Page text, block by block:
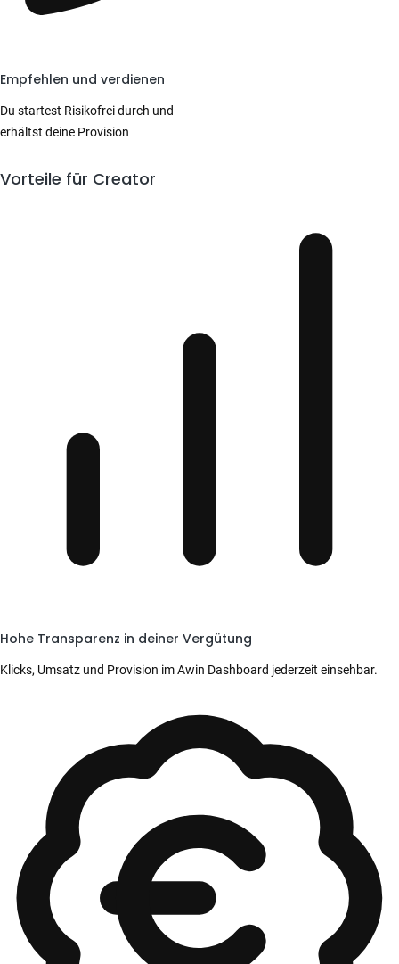
Empfehlen und verdienen
Du startest Risikofrei durch und
erhältst deine Provision
Vorteile für Creator
Hohe Transparenz in deiner Vergütung
Klicks, Umsatz und Provision im Awin Dashboard jederzeit einsehbar.